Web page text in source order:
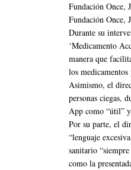
Fundación Once,
Fundación Once,
Durante su
‘Medicamento
manera que
los
Asimismo, el
personas ciegas,
App como “útil” y
Por su parte, el
“lenguaje
sanitario
como la